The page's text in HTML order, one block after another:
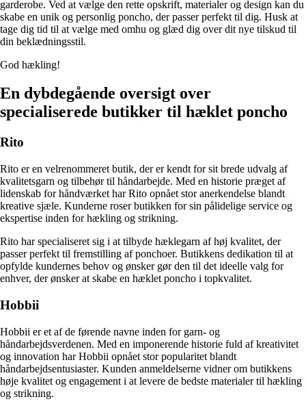
garderobe. Ved at vælge den rette opskrift, materialer og design kan du
skabe en unik og personlig poncho, der passer perfekt til dig. Husk at
tage dig tid til at vælge med omhu og glæd dig over dit nye tilskud til
din beklædningsstil.
God hækling!
En dybdegående oversigt over
specialiserede butikker til hæklet poncho
Rito
Rito er en velrenommeret butik, der er kendt for sit brede udvalg af
kvalitetsgarn og tilbehør til håndarbejde. Med en historie præget af
lidenskab for håndværket har Rito opnået stor anerkendelse blandt
kreative sjæle. Kunderne roser butikken for sin pålidelige service og
ekspertise inden for hækling og strikning.
Rito har specialiseret sig i at tilbyde hæklegarn af høj kvalitet, der
passer perfekt til fremstilling af ponchoer. Butikkens dedikation til at
opfylde kundernes behov og ønsker gør den til det ideelle valg for
enhver, der ønsker at skabe en hæklet poncho i topkvalitet.
Hobbii
Hobbii er et af de førende navne inden for garn- og
håndarbejdsverdenen. Med en imponerende historie fuld af kreativitet
og innovation har Hobbii opnået stor popularitet blandt
håndarbejdsentusiaster. Kunden anmeldelserne vidner om butikkens
høje kvalitet og engagement i at levere de bedste materialer til hækling
og strikning.